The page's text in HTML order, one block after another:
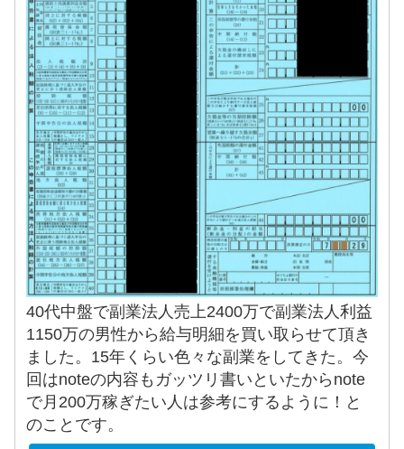
40代中盤で副業法人売上2400万で副業法人利益
1150万の男性から給与明細を買い取らせて頂き
ました。15年くらい色々な副業をしてきた。今
回はnoteの内容もガッツリ書いといたからnote
で月200万稼ぎたい人は参考にするように！と
のことです。